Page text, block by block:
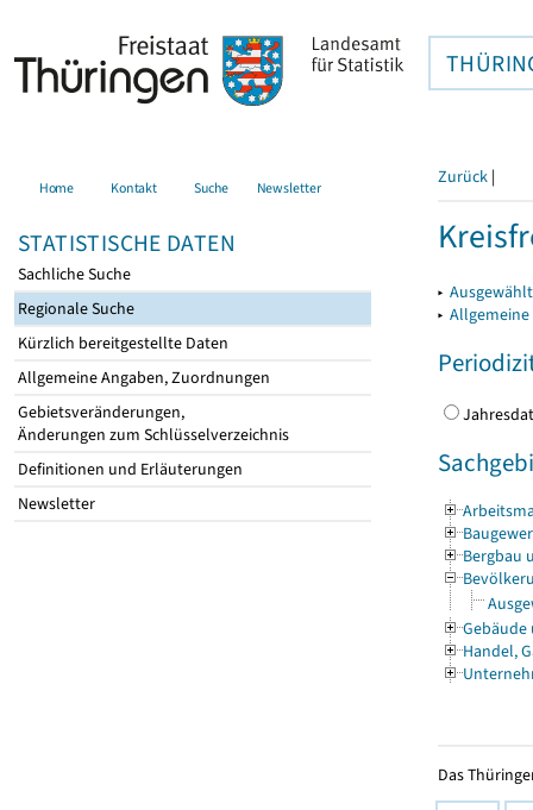
Home Kontakt Suche Newsletter
STATISTISCHE DATEN
Sachliche Suche
Regionale Suche
Kürzlich bereitgestellte Daten
Allgemeine Angaben, Zuordnungen
Gebietsveränderungen,
Änderungen zum Schlüsselverzeichnis
Definitionen und Erläuterungen
Newsletter
Zurück |
▸
▸
Bergbau
Gebäude
Handel,
Das